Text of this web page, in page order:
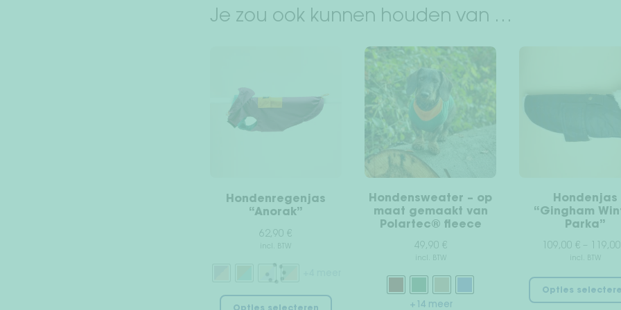
Je zou ook kunnen houden van …
Hondenregenjas
“Anorak”
62,90€
incl. BTW
Hondensweater – op
maat gemaakt van
Polartec® fleece
49,90 €
incl. BTW
+14 meer
Hondenjas
“Gingham
Parka”
109,00 €– 119,00
incl. BTW
Opties